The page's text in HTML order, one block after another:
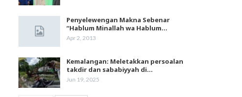
Penyelewengan Makna Sebenar
“Hablum Minallah wa Hablum…
Apr 2, 2013
Kemalangan: Meletakkan persoalan
takdir dan sababiyyah di…
Jun 19, 2025